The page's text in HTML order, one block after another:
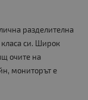
разделителна
си. Широк
очите на
мониторът е